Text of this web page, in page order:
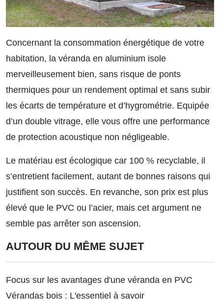
Concernant la consommation énergétique de votre
habitation, la véranda en aluminium isole
merveilleusement bien, sans risque de ponts
thermiques pour un rendement optimal et sans subir
les écarts de température et d’hygrométrie. Equipée
d’un double vitrage, elle vous offre une performance
de protection acoustique non négligeable.
Le matériau est écologique car 100 % recyclable, il
s’entretient facilement, autant de bonnes raisons qui
justifient son succès. En revanche, son prix est plus
élevé que le PVC ou l’acier, mais cet argument ne
semble pas arrêter son ascension.
AUTOUR DU MÊME SUJET
Focus sur les avantages d'une véranda en PVC
Vérandas bois : L'essentiel à savoir